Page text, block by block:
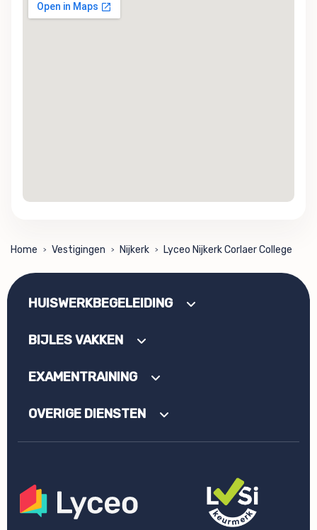
Home > Vestigingen > Nijkerk > Lyceo Nijkerk Corlaer College
HUISWERKBEGELEIDING
BIJLES VAKKEN
EXAMENTRAINING
OVERIGE DIENSTEN